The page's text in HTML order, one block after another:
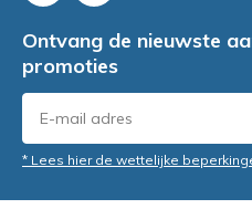
Ontvang de nieuwste
promoties
* Lees hier de wettelijke